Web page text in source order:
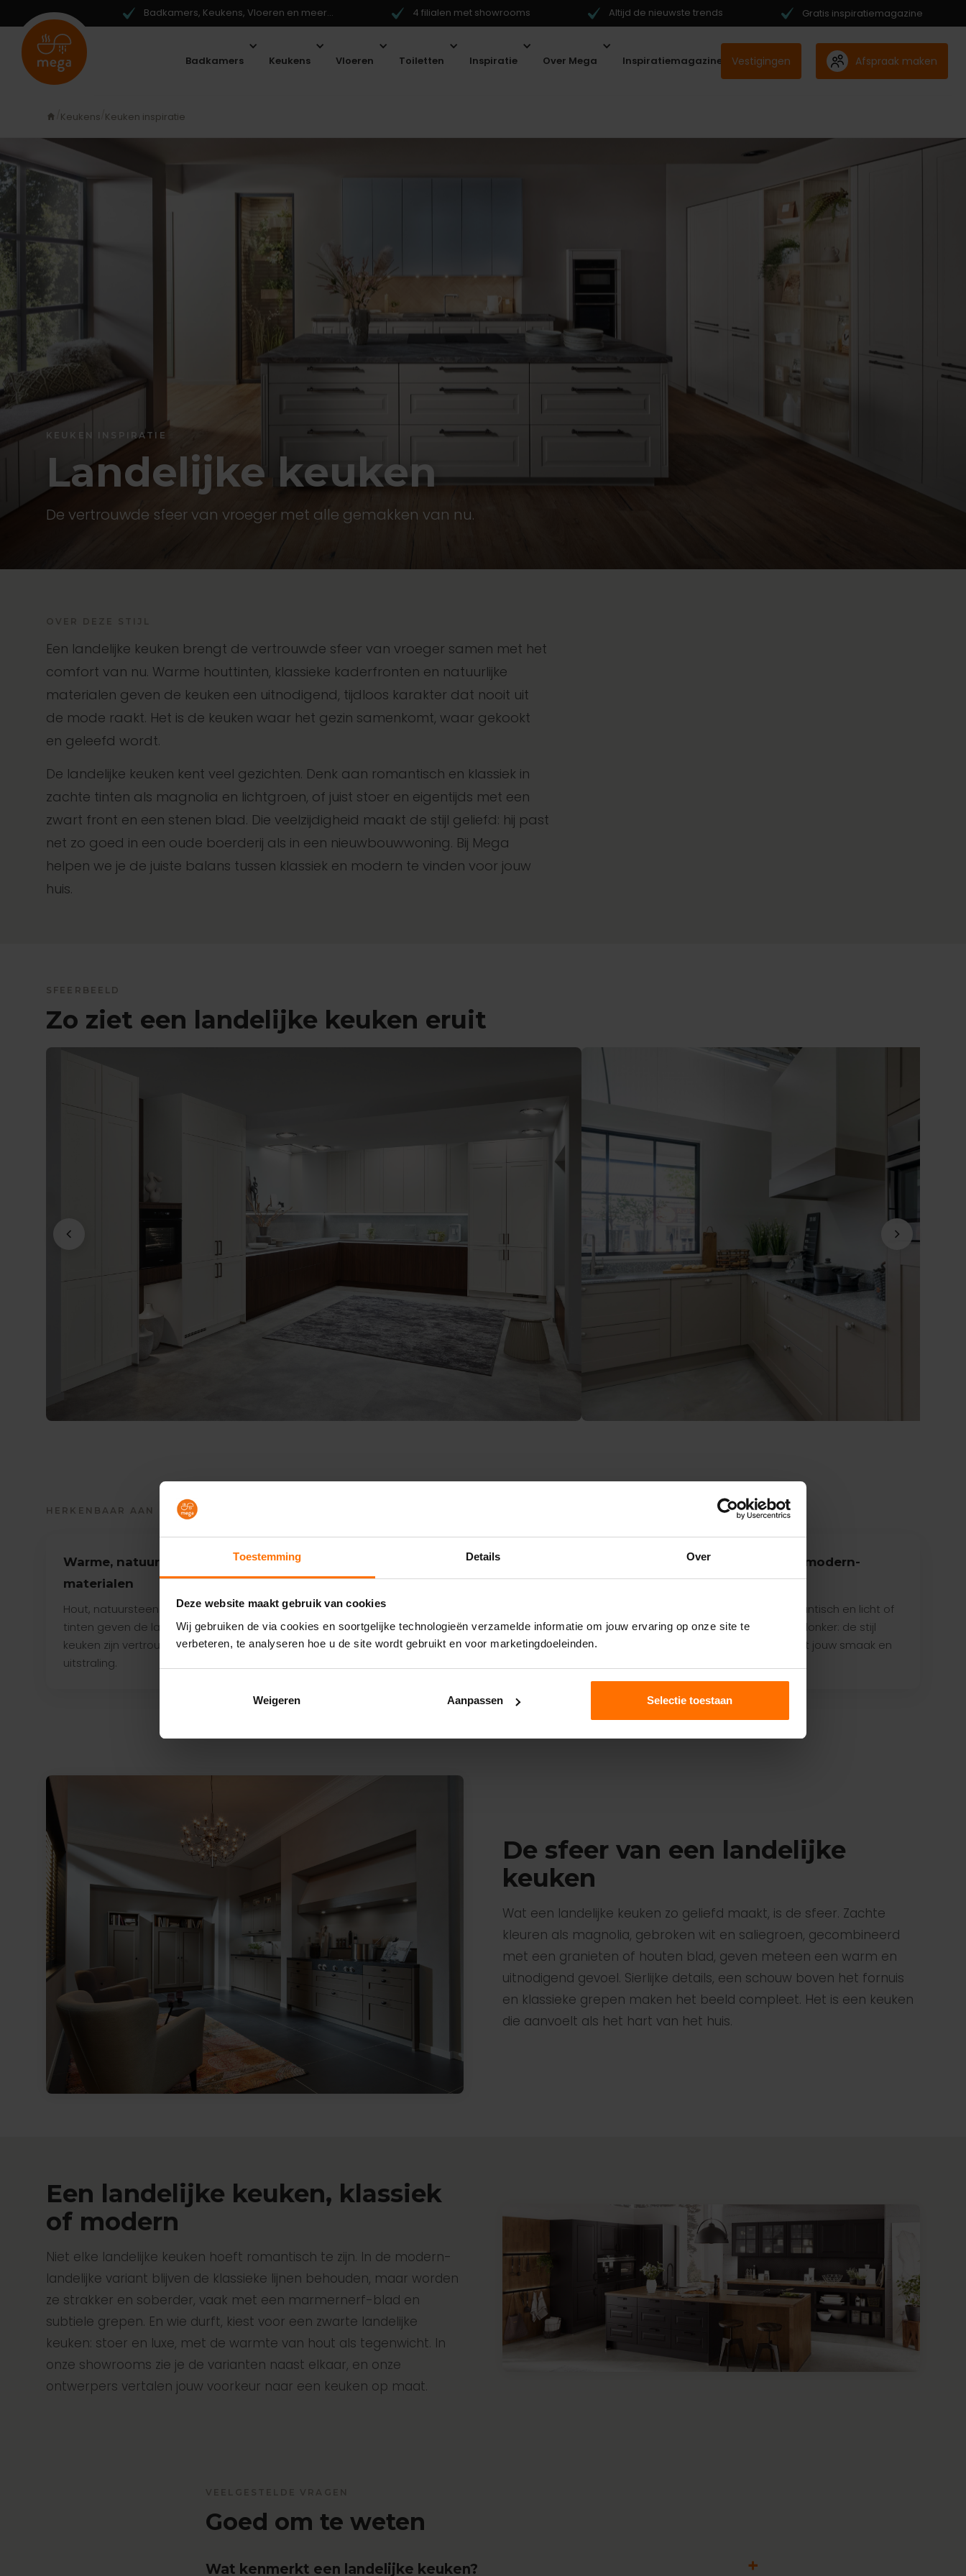
Toestemming Details Over
Deze website maakt gebruik van cookies
Wij gebruiken de via cookies en soortgelijke technologieën verzamelde informatie om jouw ervaring op onze site te
verbeteren, te analyseren hoe u de site wordt gebruikt en voor marketingdoeleinden.
Weigeren Aanpassen Selectie toestaan
Badkamers, Keukens, Vloeren en meer... 4 filialen met showrooms Altijd de nieuwste trends Gratis inspiratiemagazine
Badkamers Keukens Vloeren Toiletten Inspiratie Over Mega Inspiratiemagazine Vestigingen Afspraak maken
Keukens Keuken inspiratie
KEUKEN INSPIRATIE
Landelijke keuken
De vertrouwde sfeer van vroeger met alle gemakken van nu.
OVER DEZE STIJL
Een landelijke keuken brengt de vertrouwde sfeer van vroeger samen met het
comfort van nu. Warme houttinten, klassieke kaderfronten en natuurlijke
materialen geven de keuken een uitnodigend, tijdloos karakter dat nooit uit
de mode raakt. Het is de keuken waar het gezin samenkomt, waar gekookt
en geleefd wordt.
De landelijke keuken kent veel gezichten. Denk aan romantisch en klassiek in
zachte tinten als magnolia en lichtgroen, of juist stoer en eigentijds met een
zwart front en een stenen blad. Die veelzijdigheid maakt de stijl geliefd: hij past
net zo goed in een oude boerderij als in een nieuwbouwwoning. Bij Mega
helpen we je de juiste balans tussen klassiek en modern te vinden voor jouw
huis.
SFEERBEELD
Zo ziet een landelijke keuken eruit
HERKENBAAR AAN
Warme, natuurlijke
materialen
Hout, natuursteen en zachte
tinten geven de landelijke
keuken zijn vertrouwde, warme
uitstraling.
Klassieke kaderfronten
verfijnde details zorgen voor het
herkenbare, authentieke
karakter van deze stijl.
mode
op trends. De sfeer blijft, ook als
de jaren verstrijken.
Klassiek of modern-
landelijk
Kies voor romantisch en licht of
voor strak en donker: de stijl
buigt mee met jouw smaak en
De sfeer van een landelijke
keuken
Wat een landelijke keuken zo geliefd maakt, is de sfeer. Zachte
kleuren als magnolia, gebroken wit en saliegroen, gecombineerd
met een granieten of houten blad, geven meteen een warm en
uitnodigend gevoel. Sierlijke details, een schouw boven het fornuis
en klassieke grepen maken het beeld compleet. Het is een keuken
die aanvoelt als het hart van het huis.
Een landelijke keuken, klassiek
of modern
Niet elke landelijke keuken hoeft romantisch te zijn. In de modern-
landelijke variant blijven de klassieke lijnen behouden, maar worden
ze strakker en soberder, vaak met een marmernerf-blad en
subtiele grepen. En wie durft, kiest voor een zwarte landelijke
keuken: stoer en luxe, met de warmte van hout als tegenwicht. In
onze showrooms zie je de varianten naast elkaar, en onze
ontwerpers vertalen jouw voorkeur naar een keuken op maat.
VEELGESTELDE VRAGEN
Goed om te weten
Wat kenmerkt een landelijke keuken?